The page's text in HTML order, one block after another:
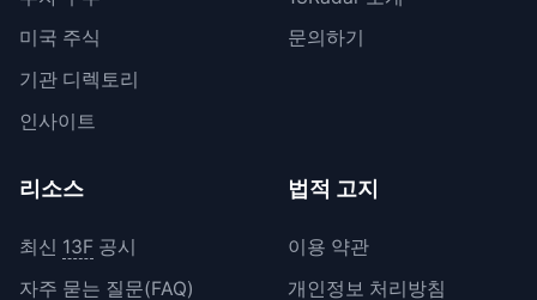
미국 주식
기관 디렉토리
인사이트
문의하기
리소스
최신 13F공시
자주 묻는 질문(FAQ)
법적 고지
이용 약관
개인정보 처리방침